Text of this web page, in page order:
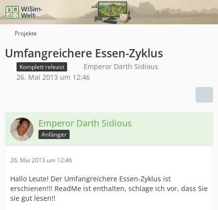
Projekte
Umfangreichere Essen-Zyklus
Komplett releast
Emperor Darth Sidious
26. Mai 2013 um 12:46
Emperor Darth Sidious
Anfänger
26. Mai 2013 um 12:46
Hallo Leute! Der Umfangreichere Essen-Zyklus ist
erschienen!!! ReadMe ist enthalten, schlage ich vor, dass Sie
sie gut lesen!!